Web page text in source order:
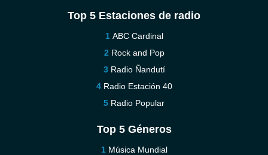
Top 5 Estaciones de radio
ABC Cardinal
Rock and Pop
Radio Ñandutí
Radio Estación 40
Radio Popular
Top 5 Géneros
Música Mundial